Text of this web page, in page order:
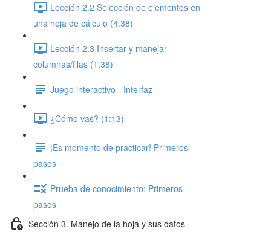
Lección 2.2 Selección de elementos en
una hoja de cálculo (4:38)
Lección 2.3 Insertar y manejar
columnas/filas (1:38)
Juego interactivo - Interfaz
¿Cómo vas? (1:13)
¡Es momento de practicar! Primeros
pasos
Prueba de conocimiento: Primeros
pasos
Sección 3. Manejo de la hoja y sus datos